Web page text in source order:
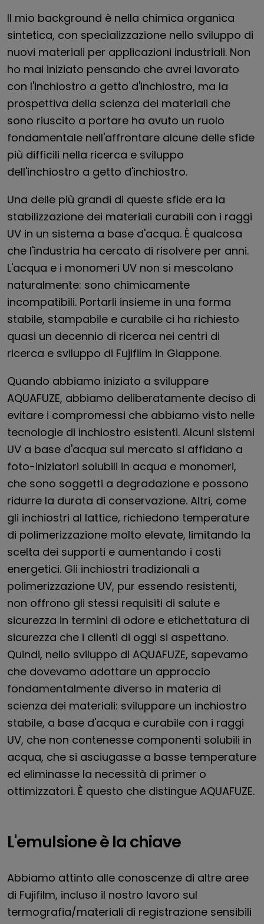
Il mio background è nella chimica organica
sintetica, con specializzazione nello sviluppo di
nuovi materiali per applicazioni industriali. Non
ho mai iniziato pensando che avrei lavorato
con l'inchiostro a getto d'inchiostro, ma la
prospettiva della scienza dei materiali che
sono riuscito a portare ha avuto un ruolo
fondamentale nell'affrontare alcune delle sfide
più difficili nella ricerca e sviluppo
dell'inchiostro a getto d'inchiostro.
Una delle più grandi di queste sfide era la
stabilizzazione dei materiali curabili con i raggi
UV in un sistema a base d'acqua. È qualcosa
che l'industria ha cercato di risolvere per anni.
L'acqua e i monomeri UV non si mescolano
naturalmente: sono chimicamente
incompatibili. Portarli insieme in una forma
stabile, stampabile e curabile ci ha richiesto
quasi un decennio di ricerca nei centri di
ricerca e sviluppo di Fujifilm in Giappone.
Quando abbiamo iniziato a sviluppare
AQUAFUZE, abbiamo deliberatamente deciso di
evitare i compromessi che abbiamo visto nelle
tecnologie di inchiostro esistenti. Alcuni sistemi
UV a base d'acqua sul mercato si affidano a
foto-iniziatori solubili in acqua e monomeri,
che sono soggetti a degradazione e possono
ridurre la durata di conservazione. Altri, come
gli inchiostri al lattice, richiedono temperature
di polimerizzazione molto elevate, limitando la
scelta dei supporti e aumentando i costi
energetici. Gli inchiostri tradizionali a
polimerizzazione UV, pur essendo resistenti,
non offrono gli stessi requisiti di salute e
sicurezza in termini di odore e etichettatura di
sicurezza che i clienti di oggi si aspettano.
Quindi, nello sviluppo di AQUAFUZE, sapevamo
che dovevamo adottare un approccio
fondamentalmente diverso in materia di
scienza dei materiali: sviluppare un inchiostro
stabile, a base d'acqua e curabile con i raggi
UV, che non contenesse componenti solubili in
acqua, che si asciugasse a basse temperature
ed eliminasse la necessità di primer o
ottimizzatori. È questo che distingue AQUAFUZE.
L'emulsione è la chiave
Abbiamo attinto alle conoscenze di altre aree
di Fujifilm, incluso il nostro lavoro sul
termografia/materiali di registrazione sensibili